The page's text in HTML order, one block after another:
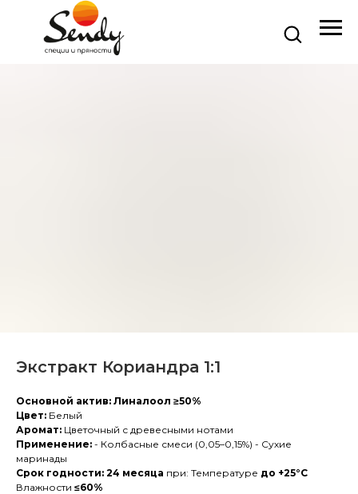
Экстракт Кориандра 1:1
Основной актив: Линалоол ≥50%
Цвет: Белый
Аромат: Цветочный с древесными нотами
Применение: - Колбасные смеси (0,05–0,15%) - Сухие
маринады
Срок годности: 24 месяца при: Температуре до +25°C
Влажности ≤60%